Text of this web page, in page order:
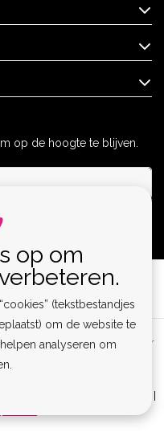
op de hoogte te blijven.
| Sitemap |
Disclaimer
& Kinky Fashion XS-6XL |
op om
(tekstbestandjes
om de website te
analyseren om